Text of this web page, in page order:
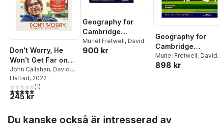
Don't Worry, He
Won't Get Far on
Foot
John Callahan, David
Kelly
Häftad, 2022
5,0utav 5 stjärnor. Totalt antal röster:
(1)
245 kr
Geography for
Cambridge
International AS &
A Level
Muriel Fretwell, David
Kelly, John Nanson
900 kr
Geography for
Cambridge
International AS &
A Level
Muriel Fretwell, David
Kelly, John Nanson
898 kr
Du kanske också är intresserad av